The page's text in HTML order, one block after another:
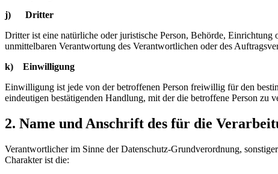
j) Dritter
Dritter ist eine natürliche oder juristische Person, Behörde, Einrichtung
unmittelbaren Verantwortung des Verantwortlichen oder des
k) Einwilligung
Einwilligung ist jede von der betroffenen Person freiwillig für den
eindeutigen bestätigenden Handlung, mit der die betroffene Person zu
2. Name und Anschrift des für die
Verantwortlicher im Sinne der Datenschutz-Grundverordnung,
Charakter ist die: